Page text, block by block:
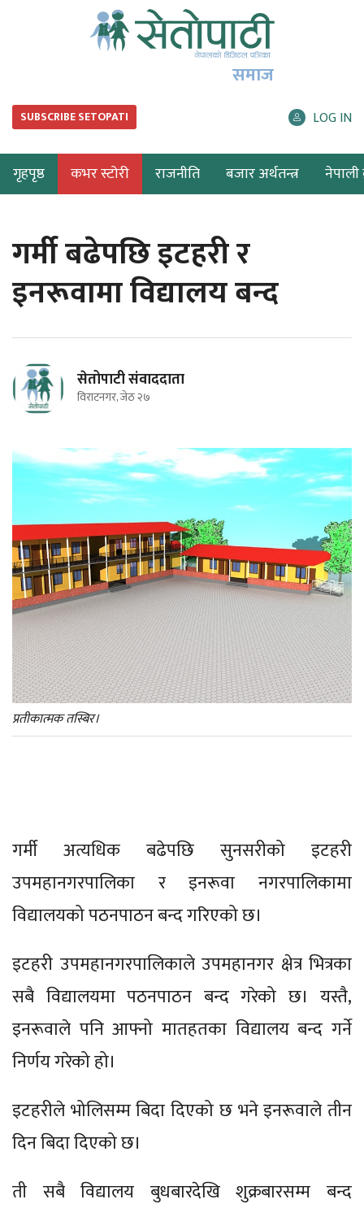
समाज
SUBSCRIBE SETOPATI LOG IN
गृहपृष्ठ कभर स्टोरी राजनीति बजार अर्थतन्त्र नेपाली
गर्मी बढेपछि इटहरी र
इनरूवामा विद्यालय बन्द
सेतोपाटी संवाददाता
विराटनगर, जेठ २७
प्रतीकात्मक तस्बिर।
गर्मी अत्यधिक बढेपछि सुनसरीको इटहरी
उपमहानगरपालिका र इनरूवा नगरपालिकामा
विद्यालयको पठनपाठन बन्द गरिएको छ।
इटहरी उपमहानगरपालिकाले उपमहानगर क्षेत्र भित्रका
सबै विद्यालयमा पठनपाठन बन्द गरेको छ। यस्तै,
इनरूवाले पनि आफ्नो मातहतका विद्यालय बन्द गर्ने
निर्णय गरेको हो।
इटहरीले भोलिसम्म बिदा दिएको छ भने इनरूवाले तीन
दिन बिदा दिएको छ।
ती सबै विद्यालय बुधबारदेखि शुक्रबारसम्म बन्द